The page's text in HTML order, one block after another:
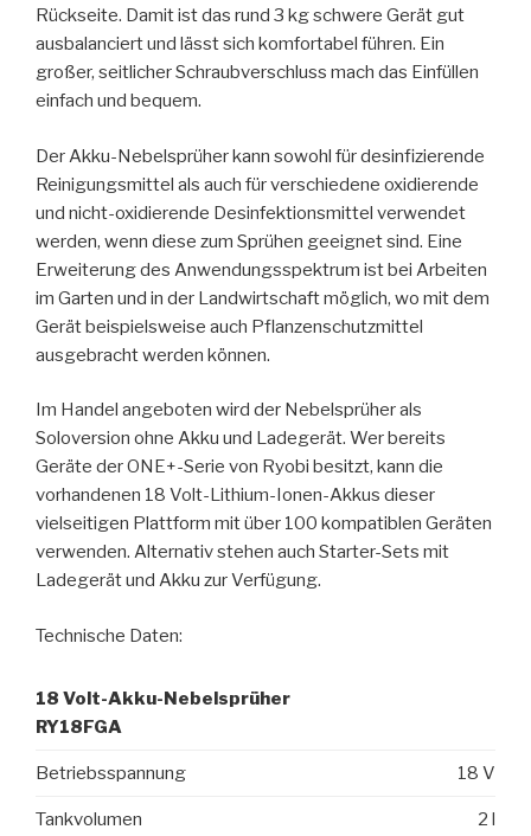
Rückseite. Damit ist das rund 3 kg schwere Gerät gut
ausbalanciert und lässt sich komfortabel führen. Ein
großer, seitlicher Schraubverschluss mach das Einfüllen
einfach und bequem.
Der Akku-Nebelsprüher kann sowohl für desinfizierende
Reinigungsmittel als auch für verschiedene oxidierende
und nicht-oxidierende Desinfektionsmittel verwendet
werden, wenn diese zum Sprühen geeignet sind. Eine
Erweiterung des Anwendungsspektrum ist bei Arbeiten
im Garten und in der Landwirtschaft möglich, wo mit dem
Gerät beispielsweise auch Pflanzenschutzmittel
ausgebracht werden können.
Im Handel angeboten wird der Nebelsprüher als
Soloversion ohne Akku und Ladegerät. Wer bereits
Geräte der ONE+-Serie von Ryobi besitzt, kann die
vorhandenen 18 Volt-Lithium-Ionen-Akkus dieser
vielseitigen Plattform mit über 100 kompatiblen Geräten
verwenden. Alternativ stehen auch Starter-Sets mit
Ladegerät und Akku zur Verfügung.
Technische Daten:
18 Volt-Akku-Nebelsprüher
RY18FGA
Betriebsspannung 18 V
Tankvolumen 2 l